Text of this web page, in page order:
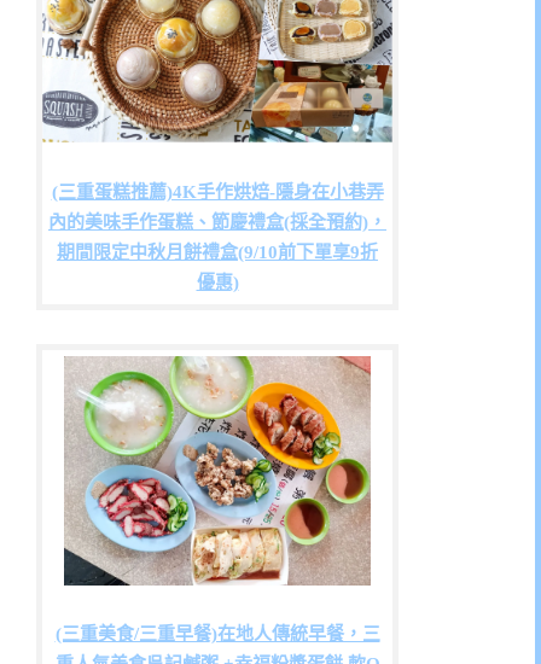
(三重蛋糕推薦)4K手作烘焙-隱身在小巷弄
內的美味手作蛋糕、節慶禮盒(採全預約)，
期間限定中秋月餅禮盒(9/10前下單享9折
優惠)
(三重美食/三重早餐)在地人傳統早餐，三